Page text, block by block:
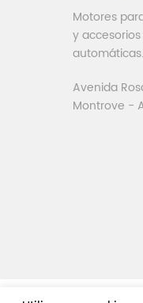
Motores
y
automáticas.
Avenida
Montrove -